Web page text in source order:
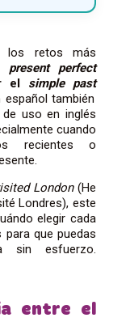
los retos más
present perfect
el simple past
español también
uso en inglés
cuando
recientes o
London(He
Londres), este
elegir cada
que puedas
sin esfuerzo.
entre el